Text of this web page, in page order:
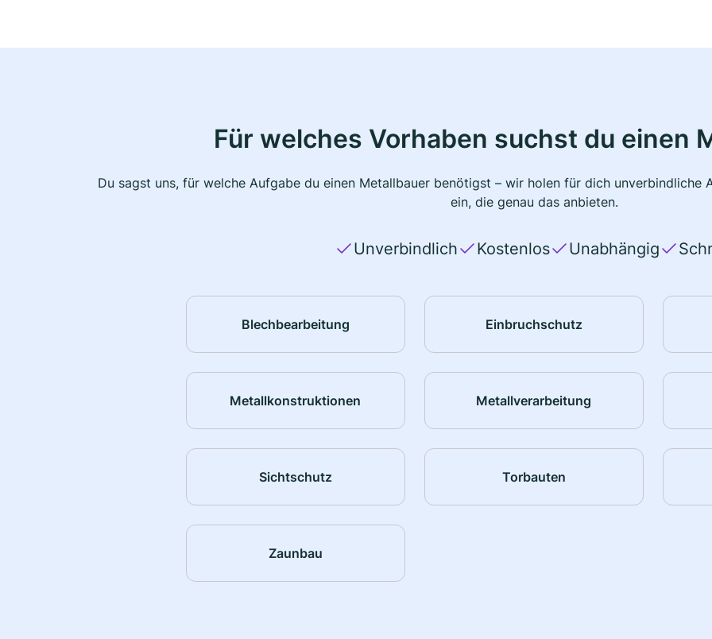
Für welches Vorhaben suchst du einen
Du sagst uns, für welche Aufgabe du einen Metallbauer benötigst – wir holen für dich unverbindliche
ein, die genau das anbieten.
Unverbindlich Kostenlos Unabhängig
Blechbearbeitung Einbruchschutz
Metallkonstruktionen Metallverarbeitung
Sichtschutz Torbauten
Zaunbau